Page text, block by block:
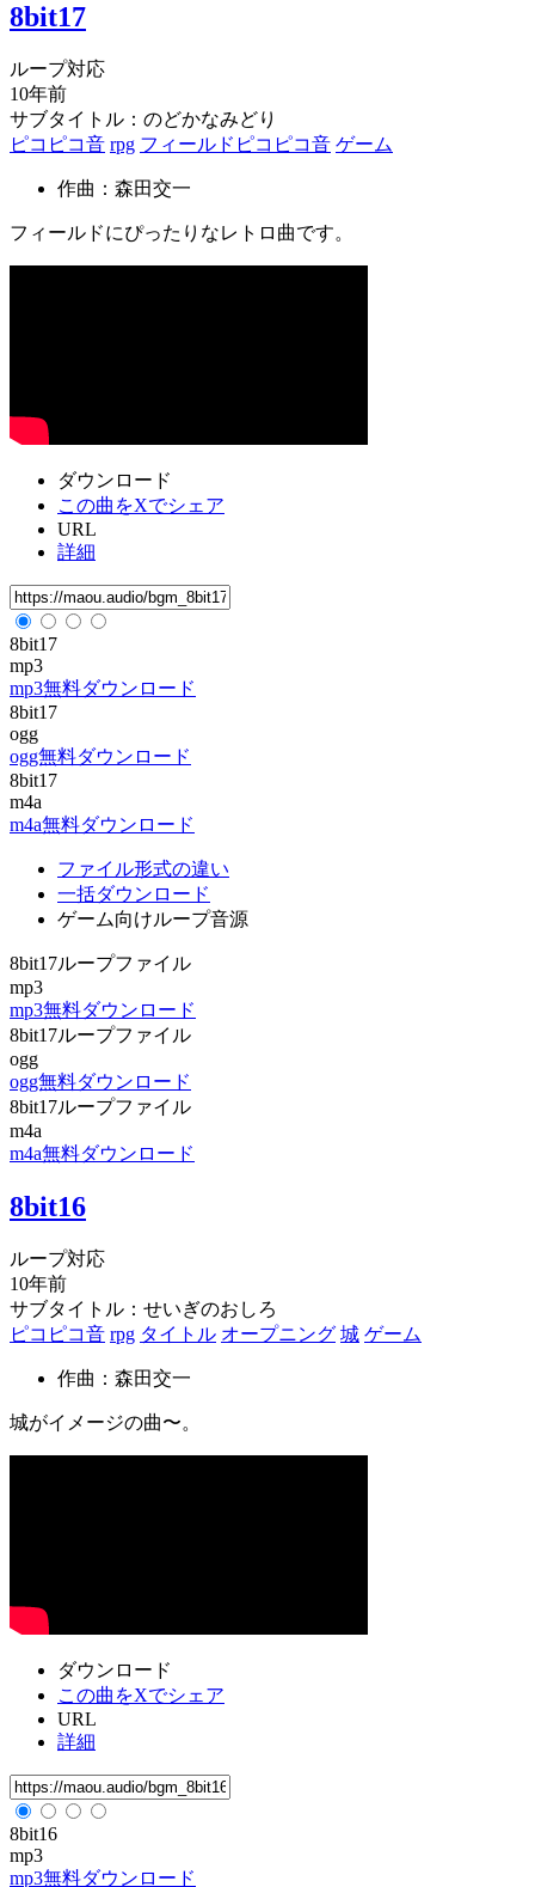
8bit17
ループ対応
10年前
サブタイトル：のどかなみどり
ピコピコ音 rpg フィールドピコピコ音 ゲーム
作曲：森田交一
フィールドにぴったりなレトロ曲です。
ダウンロード
この曲をXでシェア
URL
詳細
8bit17
mp3
mp3無料ダウンロード
8bit17
ogg
ogg無料ダウンロード
8bit17
m4a
m4a無料ダウンロード
ファイル形式の違い
一括ダウンロード
ゲーム向けループ音源
8bit17ループファイル
mp3
mp3無料ダウンロード
8bit17ループファイル
ogg
ogg無料ダウンロード
8bit17ループファイル
m4a
m4a無料ダウンロード
8bit16
ループ対応
10年前
サブタイトル：せいぎのおしろ
ピコピコ音 rpg タイトル オープニング 城 ゲーム
作曲：森田交一
城がイメージの曲〜。
ダウンロード
この曲をXでシェア
URL
詳細
8bit16
mp3
mp3無料ダウンロード